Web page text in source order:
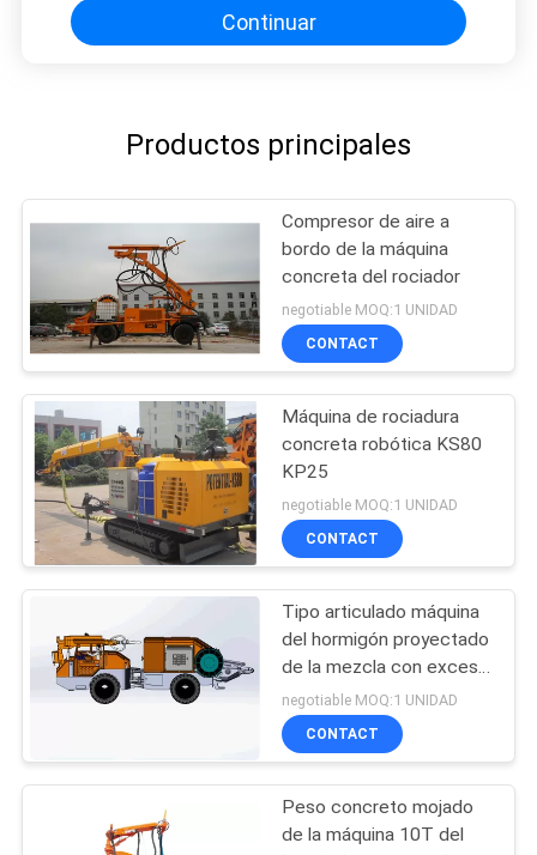
Continuar
Productos principales
Compresor de aire a
bordo de la máquina
concreta del rociador
negotiable MOQ:1 UNIDAD
CONTACT
Máquina de rociadura
concreta robótica KS80
KP25
negotiable MOQ:1 UNIDAD
CONTACT
Tipo articulado máquina
del hormigón proyectado
de la mezcla con exceso
de agua de KC2008J
negotiable MOQ:1 UNIDAD
CONTACT
Peso concreto mojado
de la máquina 10T del